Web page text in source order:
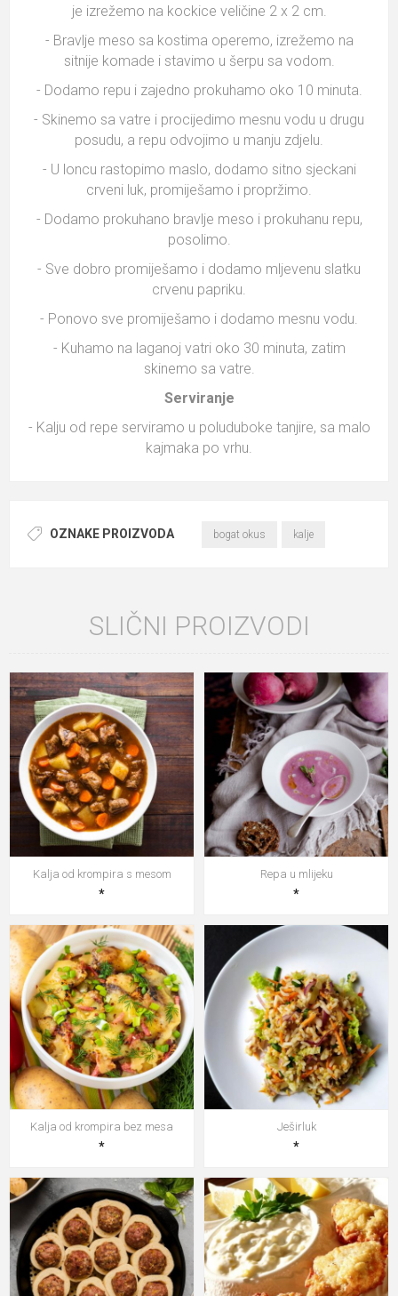
je izrežemo na kockice veličine 2 x 2 cm.
- Bravlje meso sa kostima operemo, izrežemo na
sitnije komade i stavimo u šerpu sa vodom.
- Dodamo repu i zajedno prokuhamo oko 10 minuta.
- Skinemo sa vatre i procijedimo mesnu vodu u drugu
posudu, a repu odvojimo u manju zdjelu.
- U loncu rastopimo maslo, dodamo sitno sjeckani
crveni luk, promiješamo i propržimo.
- Dodamo prokuhano bravlje meso i prokuhanu repu,
posolimo.
- Sve dobro promiješamo i dodamo mljevenu slatku
crvenu papriku.
- Ponovo sve promiješamo i dodamo mesnu vodu.
- Kuhamo na laganoj vatri oko 30 minuta, zatim
skinemo sa vatre.
Serviranje
- Kalju od repe serviramo u poluduboke tanjire, sa malo
kajmaka po vrhu.
OZNAKE PROIZVODA bogat okus kalje
SLIČNI PROIZVODI
Kalja od krompira s mesom
*
Repa u mlijeku
*
Kalja od krompira bez mesa
*
Ješirluk
*